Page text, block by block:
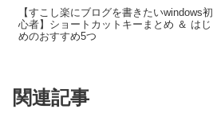
【すこし楽にブログを書きたいwindows初
心者】ショートカットキーまとめ ＆ はじ
めのおすすめ5つ
関連記事